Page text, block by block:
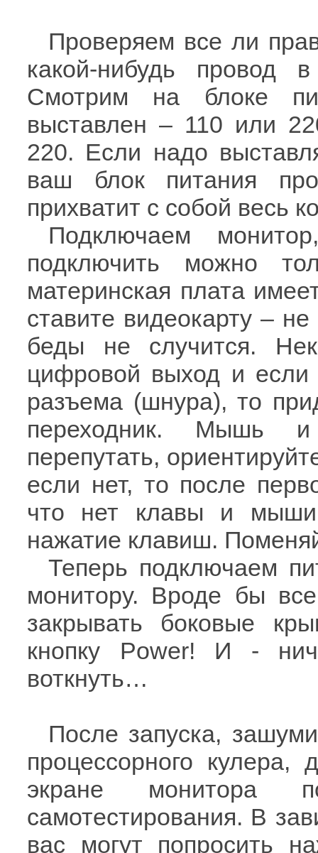
Проверяем все ли
какой-нибудь провод
Смотрим на блоке
выставлен – 110 или
220. Если надо
ваш блок питания
прихватит с собой весь
Подключаем
подключить можно
материнская плата
ставите видеокарту –
беды не случится.
цифровой выход и если
разъема (шнура), то
переходник. Мышь
перепутать,
если нет, то после
что нет клавы и мыши
нажатие клавиш.
Теперь подключаем
монитору. Вроде бы
закрывать боковые
кнопку Power! И -
воткнуть…
После запуска,
процессорного
экране монитора
самотестирования. В
вас могут попросить